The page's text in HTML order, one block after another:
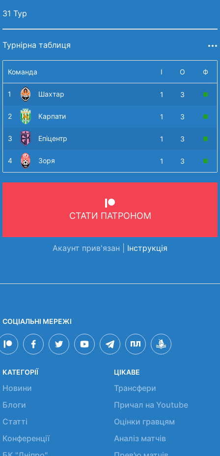
31 Тур
Турнірна таблиця
Команда І О Ф
1 Шахтар 1 3
2 Карпати 1 3
3 Епіцентр 1 3
4 Зоря 1 3
СТАТИ ПАТРОНОМ
Акаунт прив'язан | Інструкція
СОЦІАЛЬНІ МЕРЕЖІ
КАТЕГОРІЇ
Новини
Блоги
Статті
Конференції
ЦІКАВЕ
Трансфери
Причал на Youtube
Оцінки гравцям
Аналіз матчів